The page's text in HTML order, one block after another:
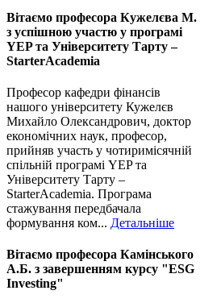
Вітаємо професора Кужелєва М.
з успішною участю у програмі
YEP та Університету Тарту –
StarterAcademia
Професор кафедри фінансів
нашого університету Кужелєв
Михайло Олександрович, доктор
економічних наук, професор,
прийняв участь у чотиримісячній
спільній програмі YEP та
Університету Тарту –
StarterAcademia. Програма
стажування передбачала
формування ком... Детальніше
Вітаємо професора Камінського
А.Б. з завершенням курсу "ESG
Investing"